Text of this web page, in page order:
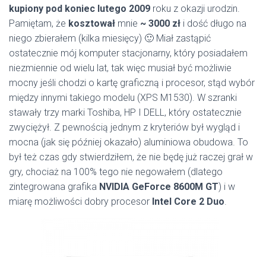
kupiony pod koniec lutego 2009 roku z okazji urodzin.
Pamiętam, że kosztował mnie ~ 3000 zł i dość długo na
niego zbierałem (kilka miesięcy) 🙂 Miał zastąpić
ostatecznie mój komputer stacjonarny, który posiadałem
niezmiennie od wielu lat, tak więc musiał być możliwie
mocny jeśli chodzi o kartę graficzną i procesor, stąd wybór
między innymi takiego modelu (XPS M1530). W szranki
stawały trzy marki Toshiba, HP I DELL, który ostatecznie
zwyciężył. Z pewnością jednym z kryteriów był wygląd i
mocna (jak się później okazało) aluminiowa obudowa. To
był też czas gdy stwierdziłem, że nie będę już raczej grał w
gry, chociaż na 100% tego nie negowałem (dlatego
zintegrowana grafika NVIDIA GeForce 8600M GT) i w
miarę możliwości dobry procesor Intel Core 2 Duo.